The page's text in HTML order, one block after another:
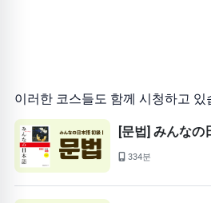
이러한 코스들도 함께 시청하고 있
[문법] みんなの
334분